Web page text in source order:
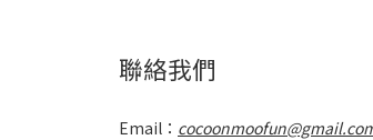
聯絡我們
Email：